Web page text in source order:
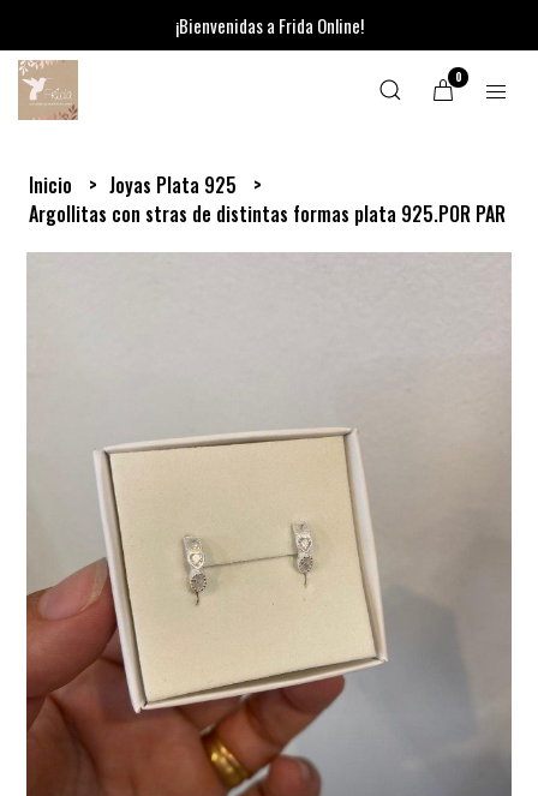
¡Bienvenidas a Frida Online!
0
Inicio
Joyas Plata 925
Argollitas con stras de distintas formas plata 925.POR PAR